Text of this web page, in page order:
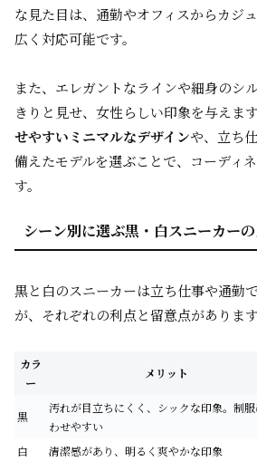
な見た目は、通勤やオフィスからカジ
広く対応可能です。
また、エレガントなラインや細身のシ
きりと見せ、女性らしい印象を与えます
せやすいミニマルなデザインや、立ち
備えたモデルを選ぶことで、コーディ
す。
シーン別に選ぶ黒・白スニーカー
黒と白のスニーカーは立ち仕事や通勤
が、それぞれの利点と留意点があります
カラ
ー
メリット
黒
汚れが目立ちにくく、シックな印象。制
わせやすい
白
清潔感があり、明るく爽やかな印象